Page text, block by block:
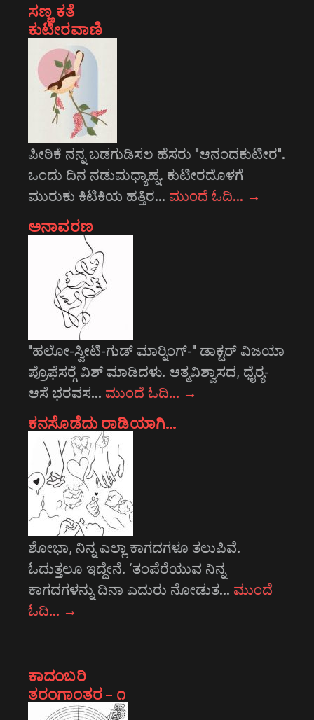
ಸಣ್ಣ ಕತೆ
ಕುಟೀರವಾಣಿ
ಪೀಠಿಕೆ ನನ್ನ ಬಡಗುಡಿಸಲ ಹೆಸರು "ಆನಂದಕುಟೀರ".
ಒಂದು ದಿನ ನಡುಮಧ್ಯಾಹ್ನ. ಕುಟೀರದೊಳಗೆ
ಮುರುಕು ಕಿಟಿಕಿಯ ಹತ್ತಿರ… ಮುಂದೆ ಓದಿ… →
ಅನಾವರಣ
"ಹಲೋ-ಸ್ವೀಟಿ-ಗುಡ್ ಮಾರ್‍ನಿಂಗ್-" ಡಾಕ್ಟರ್ ವಿಜಯಾ
ಪ್ರೊಫೆಸರ್‍ಗೆ ವಿಶ್ ಮಾಡಿದಳು. ಆತ್ಮವಿಶ್ವಾಸದ, ಧೈರ್‍ಯ-
ಆಸೆ ಭರವಸ… ಮುಂದೆ ಓದಿ… →
ಕನಸೊಡೆದು ರಾಡಿಯಾಗಿ…
ಶೋಭಾ, ನಿನ್ನ ಎಲ್ಲಾ ಕಾಗದಗಳೂ ತಲುಪಿವೆ.
ಓದುತ್ತಲೂ ಇದ್ದೇನೆ. ‘ತಂಪೆರೆಯುವ ನಿನ್ನ
ಕಾಗದಗಳನ್ನು ದಿನಾ ಎದುರು ನೋಡುತ… ಮುಂದೆ
ಓದಿ… →
ಕಾದಂಬರಿ
ತರಂಗಾಂತರ – ೧